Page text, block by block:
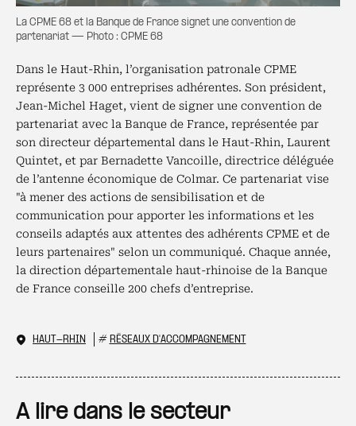
La CPME 68 et la Banque de France signet une convention de
partenariat — Photo : CPME 68
Dans le Haut-Rhin, l’organisation patronale CPME
représente 3 000 entreprises adhérentes. Son président,
Jean-Michel Haget, vient de signer une convention de
partenariat avec la Banque de France, représentée par
son directeur départemental dans le Haut-Rhin, Laurent
Quintet, et par Bernadette Vancoille, directrice déléguée
de l’antenne économique de Colmar. Ce partenariat vise
"à mener des actions de sensibilisation et de
communication pour apporter les informations et les
conseils adaptés aux attentes des adhérents CPME et de
leurs partenaires" selon un communiqué. Chaque année,
la direction départementale haut-rhinoise de la Banque
de France conseille 200 chefs d’entreprise.
HAUT-RHIN # RÉSEAUX D'ACCOMPAGNEMENT
A lire dans le secteur